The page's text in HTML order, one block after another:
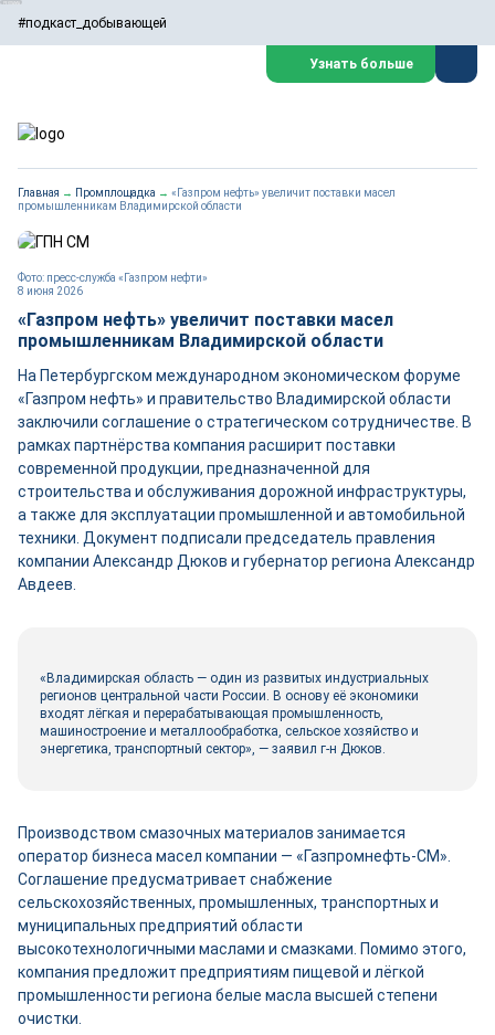
#подкаст_добывающей
Узнать больше
Главная → Промплощадка → «Газпром нефть» увеличит поставки масел
промышленникам Владимирской области
8 июня 2026
Фото: пресс-служба «Газпром нефти»
«Газпром нефть» увеличит поставки масел
промышленникам Владимирской области
На Петербургском международном экономическом форуме
«Газпром нефть» и правительство Владимирской области
заключили соглашение о стратегическом сотрудничестве. В
рамках партнёрства компания расширит поставки
современной продукции, предназначенной для
строительства и обслуживания дорожной инфраструктуры,
а также для эксплуатации промышленной и автомобильной
техники. Документ подписали председатель правления
компании Александр Дюков и губернатор региона Александр
Авдеев.
«Владимирская область — один из развитых индустриальных
регионов центральной части России. В основу её экономики
входят лёгкая и перерабатывающая промышленность,
машиностроение и металлообработка, сельское хозяйство и
энергетика, транспортный сектор», — заявил г-н Дюков.
Производством смазочных материалов занимается
оператор бизнеса масел компании — «Газпромнефть-СМ».
Соглашение предусматривает снабжение
сельскохозяйственных, промышленных, транспортных и
муниципальных предприятий области
высокотехнологичными маслами и смазками. Помимо этого,
компания предложит предприятиям пищевой и лёгкой
промышленности региона белые масла высшей степени
очистки.